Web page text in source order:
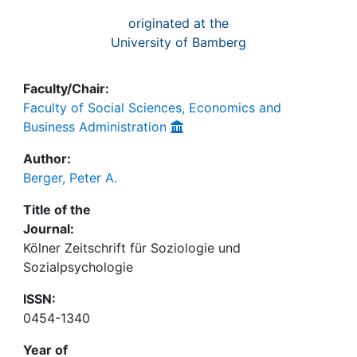
originated at the
University of Bamberg
Faculty/Chair:
Faculty of Social Sciences, Economics and
Business Administration
Author:
Berger, Peter A.
Title of the
Journal:
Kölner Zeitschrift für Soziologie und
Sozialpsychologie
ISSN:
0454-1340
Year of